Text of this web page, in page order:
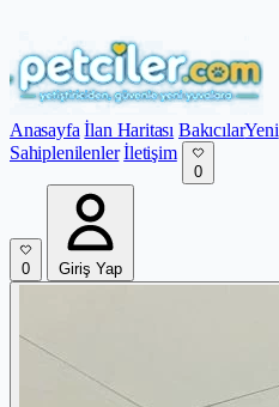
Anasayfa İlan Haritası BakıcılarYeni
Sahiplenilenler İletişim
0
0 Giriş Yap